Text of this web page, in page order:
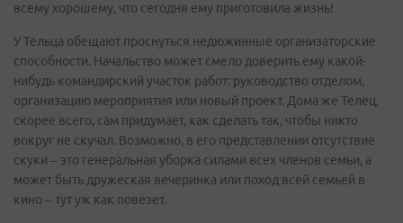
всему хорошему, что сегодня ему приготовила жизнь!
У Тельца обещают проснуться недюжинные организаторские
способности. Начальство может смело доверить ему какой-
нибудь командирский участок работ: руководство отделом,
организацию мероприятия или новый проект. Дома же Телец,
скорее всего, сам придумает, как сделать так, чтобы никто
вокруг не скучал. Возможно, в его представлении отсутствие
скуки – это генеральная уборка силами всех членов семьи, а
может быть дружеская вечеринка или поход всей семьей в
кино – тут уж как повезет.